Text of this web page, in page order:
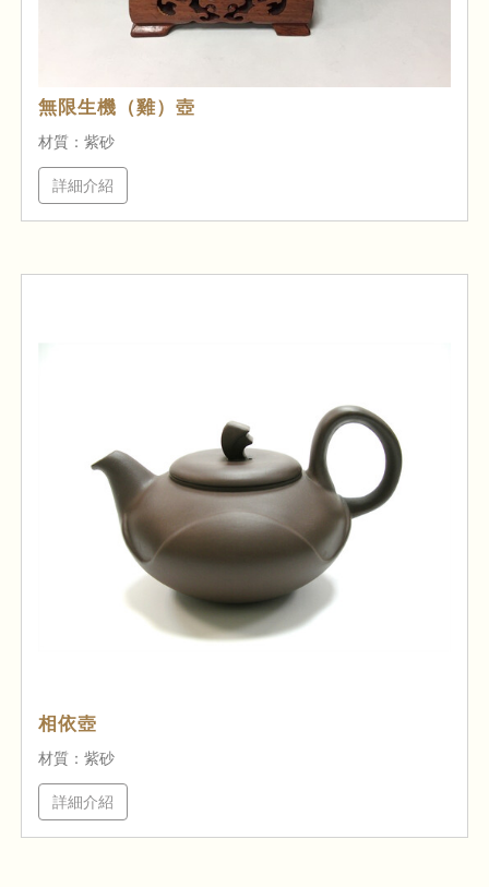
無限生機（雞）壺
材質：紫砂
詳細介紹
相依壺
材質：紫砂
詳細介紹